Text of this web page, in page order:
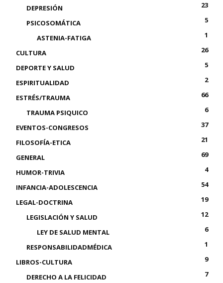
DEPRESIÓN
23
PSICOSOMÁTICA
5
ASTENIA-FATIGA
1
CULTURA
26
DEPORTE Y SALUD
5
ESPIRITUALIDAD
2
ESTRÉS/TRAUMA
66
TRAUMA PSIQUICO
6
EVENTOS-CONGRESOS
37
FILOSOFÍA-ETICA
21
GENERAL
69
HUMOR-TRIVIA
4
INFANCIA-ADOLESCENCIA
54
LEGAL-DOCTRINA
19
LEGISLACIÓN Y SALUD
12
LEY DE SALUD MENTAL
6
RESPONSABILIDADMÉDICA
1
LIBROS-CULTURA
9
DERECHO A LA FELICIDAD
7